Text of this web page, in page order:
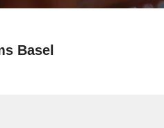
Basel